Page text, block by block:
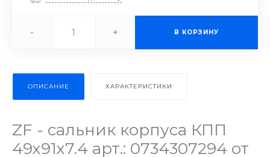
- + В КОРЗИНУ
ОПИСАНИЕ ХАРАКТЕРИСТИКИ
ZF - сальник корпуса КПП
49х91х7.4 арт.: 0734307294 от